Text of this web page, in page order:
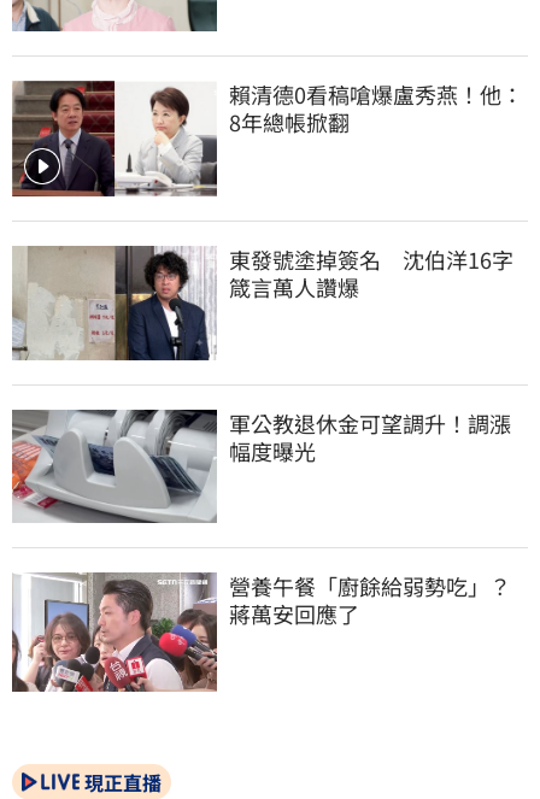
賴清德0看稿嗆爆盧秀燕！他：
8年總帳掀翻
東發號塗掉簽名　沈伯洋16字
箴言萬人讚爆
軍公教退休金可望調升！調漲
幅度曝光
營養午餐「廚餘給弱勢吃」？
蔣萬安回應了
現正直播